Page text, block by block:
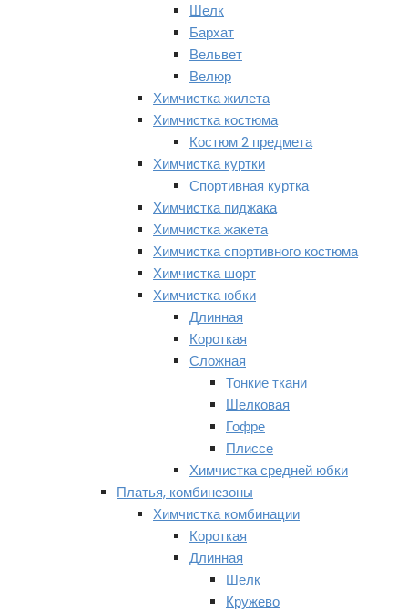
Шелк
Бархат
Вельвет
Велюр
Химчистка жилета
Химчистка костюма
Костюм 2 предмета
Химчистка куртки
Спортивная куртка
Химчистка пиджака
Химчистка жакета
Химчистка спортивного костюма
Химчистка шорт
Химчистка юбки
Длинная
Короткая
Сложная
Тонкие ткани
Шелковая
Гофре
Плиссе
Химчистка средней юбки
Платья, комбинезоны
Химчистка комбинации
Короткая
Длинная
Шелк
Кружево